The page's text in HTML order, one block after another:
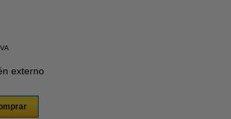
externo